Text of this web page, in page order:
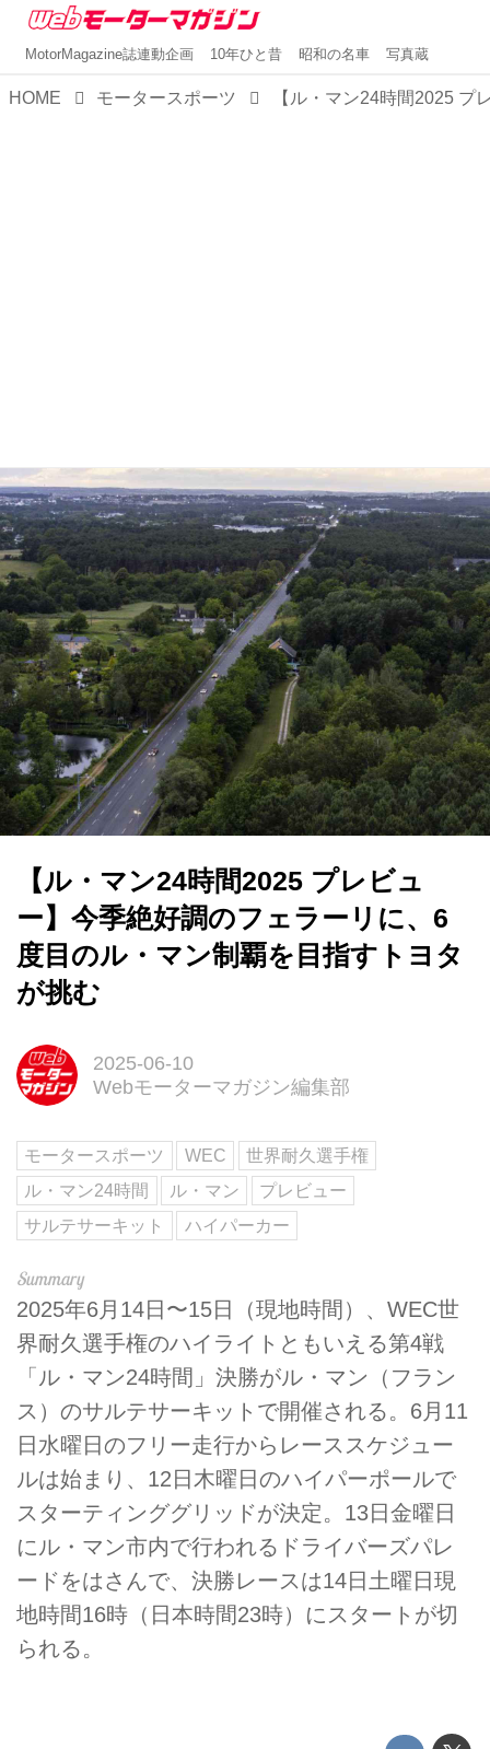
MotorMagazine誌連動企画 10年ひと昔 昭和の名車 写真蔵
HOME モータースポーツ
【ル・マン24時間2025 プレビュ
ー】今季絶好調のフェラーリに、6
度目のル・マン制覇を目指すトヨタ
が挑む
2025-06-10
Webモーターマガジン編集部
モータースポーツ WEC
世界耐久選手権
ル・マン24時間
ル・マン
プレビュー
サルテサーキット
ハイパーカー
2025年6月14日〜15日（現地時間）、WEC世
界耐久選手権のハイライトともいえる第4戦
「ル・マン24時間」決勝がル・マン（フラン
ス）のサルテサーキットで開催される。6月11
日水曜日のフリー走行からレーススケジュー
ルは始まり、12日木曜日のハイパーポールで
スターティンググリッドが決定。13日金曜日
にル・マン市内で行われるドライバーズパレ
ードをはさんで、決勝レースは14日土曜日現
地時間16時（日本時間23時）にスタートが切
られる。